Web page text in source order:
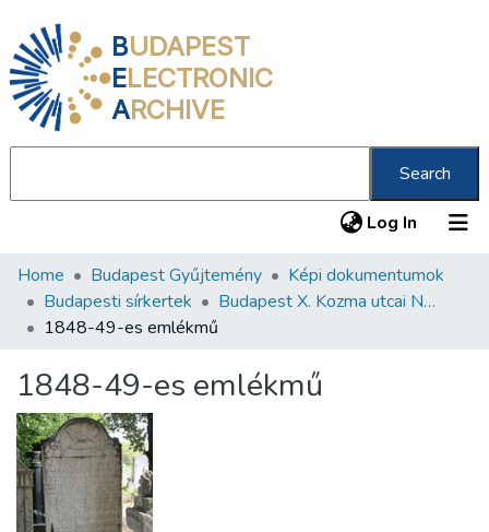
BUDAPEST
ELECTRONIC
ARCHIVE
Search
Log In (current)
Communities & Collections
All of DSpace
About us
Home Budapest Gyűjtemény
Képi dokumentumok
Budapesti sírkertek
Budapest X. Kozma utcai Neológ Zsidó Temető
1848-49-es emlékmű
1848-49-es emlékmű